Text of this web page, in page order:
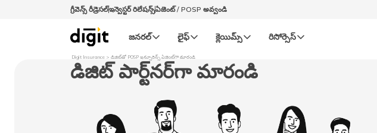
గ్రీవెన్స్ రీడ్రెసల్‌ఇన్వెస్టర్ రిలేషన్స్ఏజెంట్ / POSP అవ్వండి
జనరల్‌ లైఫ్‌ క్లెయిమ్స్‌ రిసోర్సెస్‌
Digit Insurance డిజిట్‌తో POSP ఇన్సూరెన్స్ ఏజెంట్‎గా మారండి
డిజిట్‌ పార్ట్‎నర్‎గా మారండి